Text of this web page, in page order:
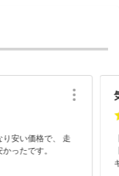
安い価格で、 走
ったです。